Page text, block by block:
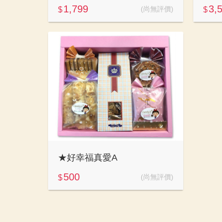
$1,799 (尚無評價) $
★好幸福真愛A
$500 (尚無評價)